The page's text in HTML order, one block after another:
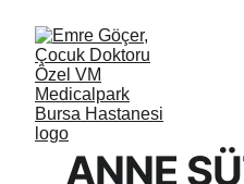
ANNE